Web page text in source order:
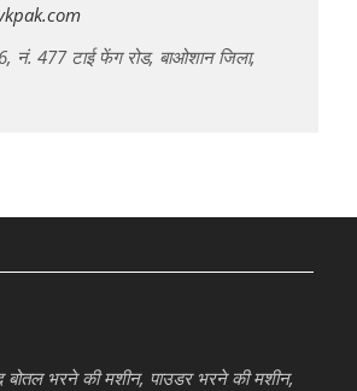
नं. 477 टाई फेंग रोड, बाओशान जिला,
बोतल भरने की मशीन, पाउडर भरने की मशीन,